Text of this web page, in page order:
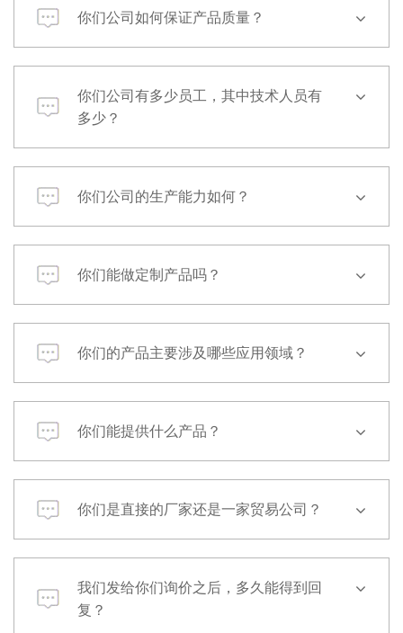
你们公司如何保证产品质量？
你们公司有多少员工，其中技术人员有
多少？
你们公司的生产能力如何？
你们能做定制产品吗？
你们的产品主要涉及哪些应用领域？
你们能提供什么产品？
你们是直接的厂家还是一家贸易公司？
我们发给你们询价之后，多久能得到回
复？